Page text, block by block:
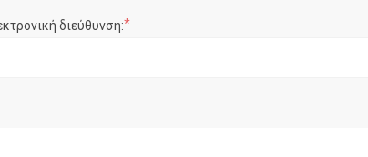
διεύθυνση:*